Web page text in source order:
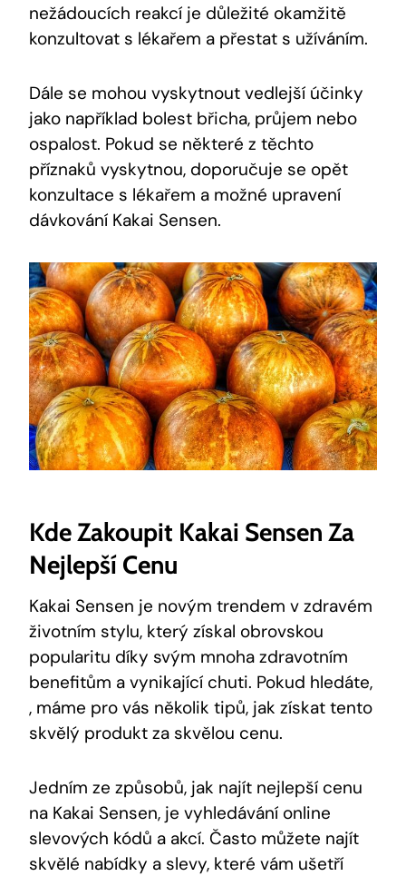
nežádoucích reakcí je důležité okamžitě
konzultovat ⁤s ⁢lékařem‌ a přestat ⁤s užíváním.
Dále se mohou vyskytnout vedlejší účinky
jako ⁣například bolest břicha, průjem nebo
ospalost. ​Pokud se některé z těchto
příznaků‌ vyskytnou, doporučuje se ​opět
konzultace‍ s⁤ lékařem a‍ možné⁢ upravení
dávkování Kakai Sensen.
Kde Zakoupit ⁣Kakai ​Sensen Za
Nejlepší Cenu
Kakai⁤ Sensen je ⁤novým trendem v ⁤zdravém
životním stylu, který ⁣získal ⁤obrovskou
popularitu díky‍ svým mnoha zdravotním
benefitům a vynikající‌ chuti. ​Pokud hledáte,
‍, máme pro ⁢vás několik ‌tipů, jak získat ⁢tento‍
skvělý produkt za skvělou⁤ cenu.
Jedním ze způsobů, jak⁣ najít nejlepší cenu
na Kakai Sensen, je vyhledávání online
slevových kódů a akcí. Často můžete najít
skvělé nabídky ‌a slevy, které ⁢vám ‌ušetří